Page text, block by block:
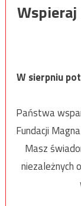
Wspieraj
W sierpniu
Państwa
Fundacji
Masz
niezależnych